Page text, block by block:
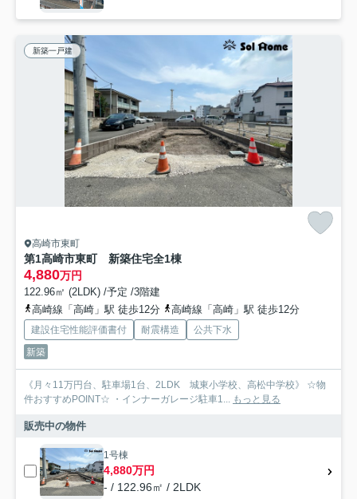
新築一戸建
高崎市東町
第1高崎市東町 新築住宅全1棟
4,880万円
122.96㎡ (2LDK) /予定 /3階建
高崎線「高崎」駅 徒歩12分
高崎線「高崎」駅 徒歩12分
建設住宅性能評価書付 耐震構造
公共下水
新築
《月々11万円台、駐車場1台、2LDK 城東小学校、高松中学校》 ☆物
件おすすめPOINT☆ ・インナーガレージ駐車1... もっと見る
販売中の物件
1号棟
4,880万円
- / 122.96㎡ / 2LDK